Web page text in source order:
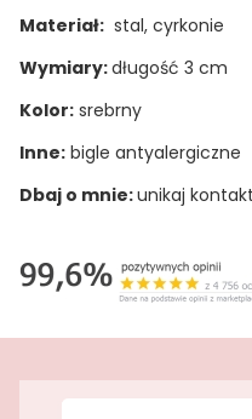
Materiał: stal, cyrkonie
Wymiary:długość 3 cm
Kolor: srebrny
Inne: bigle antyalergiczne
Dbaj o mnie:unikaj